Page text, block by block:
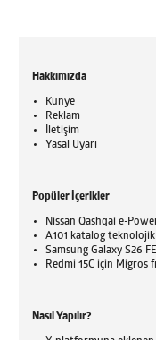
Hakkımızda
Künye
Reklam
İletişim
Yasal Uyarı
Popüler İçerikler
Nissan Qashqai e-
A101 katalog
Samsung Galaxy S26
Redmi 15C için Migros
Nasıl Yapılır?